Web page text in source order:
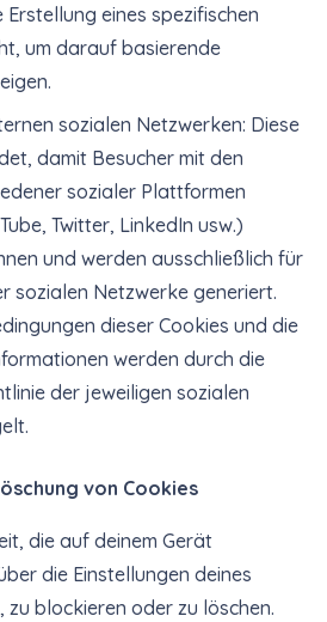
Erstellung eines spezifischen
um darauf basierende
sozialen Netzwerken: Diese
damit Besucher mit den
sozialer Plattformen
Twitter, LinkedIn usw.)
und werden ausschließlich für
sozialen Netzwerke generiert.
dieser Cookies und die
werden durch die
der jeweiligen sozialen
von Cookies
die auf deinem Gerät
die Einstellungen deines
zu blockieren oder zu löschen.